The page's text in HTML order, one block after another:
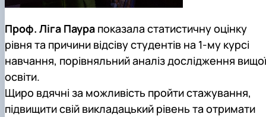
Проф. Ліга Паура показала статистичну оцінку
рівня та причини відсіву студентів на 1-му курсі
навчання, порівняльний аналіз дослідження вищої
освіти.
Щиро вдячні за можливість пройти стажування,
підвищити свій викладацький рівень та отримати